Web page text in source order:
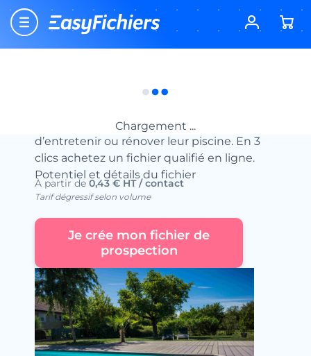
Chargement ...
Accueil
Fichiers de prospection commerciale
milliers de clients potentiels qui ont besoin
d’entretenir ou rénover leur piscine. En 3
clics achetez un fichier qualifié en ligne.
Potentiel et détails du fichier
À partir de 0,43 € HT / contact
Tarif dégressif selon volume
Je crée mon fichier de
prospection